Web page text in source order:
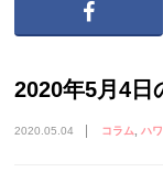
2020年5月4日
2020.05.04 コラム ハ